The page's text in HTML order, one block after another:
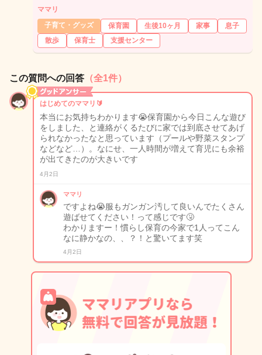
ママリ
子育て・グッズ
保育園 生後10ヶ月 家事
息子
散歩
保育士 支援センター
この質問への回答 （全1件）
はじめてのママリ🔰
本当にお気持ちわかります😭保育園から今日こんな遊び
をしました、と連絡がくるたびに家では到底させてあげ
られなかったなと思っています（プールや野菜スタンプ
などなど…）。なにせ、一人時間が増えて育児にも余裕
が出てきたのが大きいです
4月2日
ママリ
ですよね😭服もガンガン汚して良いんでたくさん
遊ばせてください！って感じです🤧
わかりますー！慣らし保育の今家で1人ってこん
なに静かなの、、？！と驚いてます笑
4月2日